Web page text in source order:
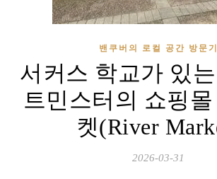
밴쿠버의 로컬 공간 방문기
서커스 학교가 있
트민스터의 쇼핑
켓(River
2026-03-31